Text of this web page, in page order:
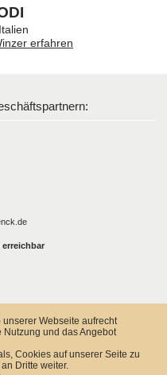
erfahren
Webseite aufrecht
und das Angebot
Cookies auf unserer Seite zu
Dritte weiter.